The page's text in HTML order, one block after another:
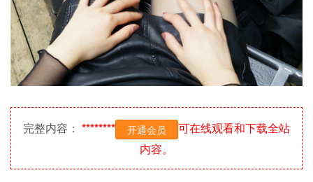
完整内容： ******** 开通会员
可在线观看和下载全站
内容。